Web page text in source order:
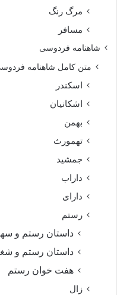
مرگ رنگ
مسافر
شاهنامه فردوسی
متن کامل شاهنامه
اسکندر
اشکانیان
بهمن
تهمورث
جمشید
داراب
دارای
رستم
داستان رستم و
داستان رستم و
هفت خوان رستم‏
زال